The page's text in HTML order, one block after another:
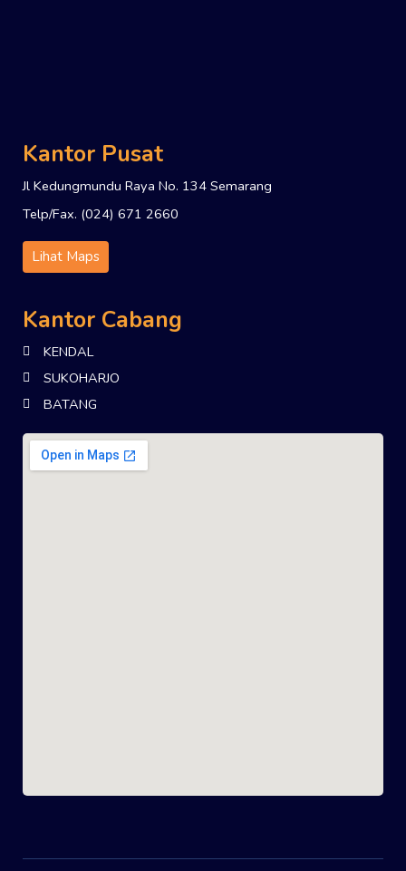
Kantor Pusat
Jl Kedungmundu Raya No. 134 Semarang
Telp/Fax. (024) 671 2660
Lihat Maps
Kantor Cabang
KENDAL
SUKOHARJO
BATANG